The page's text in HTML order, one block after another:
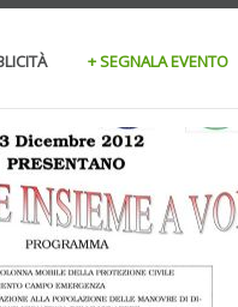
+ SEGNALA EVENTO